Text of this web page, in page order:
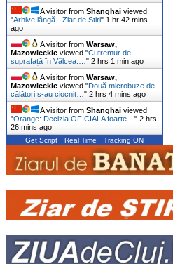
A visitor from Shanghai viewed
"Arhive lângă - Ziar de Stiri" 1 hr 42 mins
ago
A visitor from Warsaw,
Mazowieckie viewed "Cutremur de
suprafață în Vâlcea.… " 2 hrs 1 min ago
A visitor from Warsaw,
Mazowieckie viewed "Două microbuze de
călători s-au ciocnit… " 2 hrs 4 mins ago
A visitor from Shanghai viewed
"Orange: Decizia OFICIALA foarte… " 2 hrs
26 mins ago
Get Script Real Time Tracking ON